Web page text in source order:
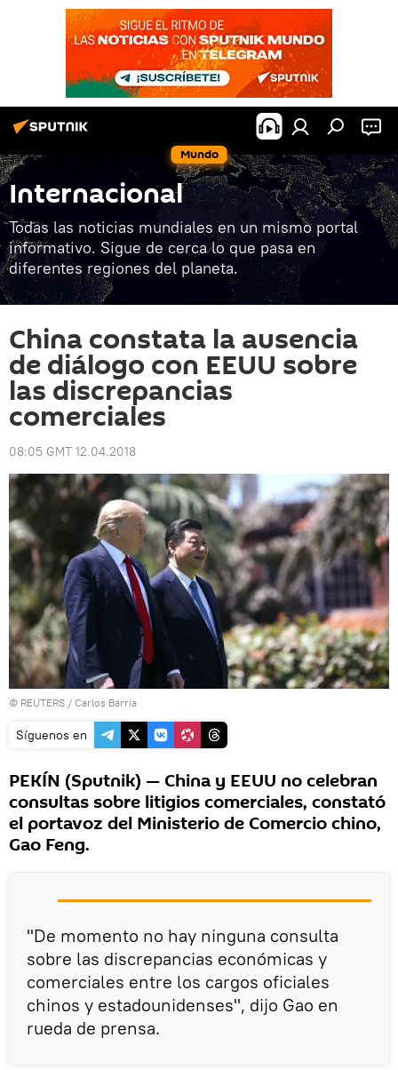
Mundo
Internacional
Todas las noticias mundiales en un mismo portal
informativo. Sigue de cerca lo que pasa en
diferentes regiones del planeta.
China constata la ausencia
de diálogo con EEUU sobre
las discrepancias
comerciales
08:05 GMT 12.04.2018
© REUTERS / Carlos Barria
Síguenos en
PEKÍN (Sputnik) — China y EEUU no celebran
consultas sobre litigios comerciales, constató
el portavoz del Ministerio de Comercio chino,
Gao Feng.
"De momento no hay ninguna consulta
sobre las discrepancias económicas y
comerciales entre los cargos oficiales
chinos y estadounidenses", dijo Gao en
rueda de prensa.